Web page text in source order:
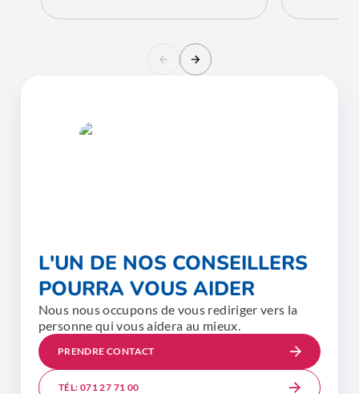
L'UN DE NOS CONSEILLERS
POURRA VOUS AIDER
Nous nous occupons de vous rediriger vers la
personne qui vous aidera au mieux.
PRENDRE CONTACT
TÉL: 071 27 71 00